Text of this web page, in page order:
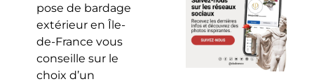
pose de bardage
extérieur en Île-
de-France vous
conseille sur le
choix d’un